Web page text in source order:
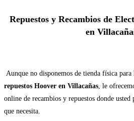
Repuestos y Recambios de
en
Aunque no disponemos de tienda física para
repuestos Hoover en Villacañas, le
online de recambios y repuestos donde
que necesita.